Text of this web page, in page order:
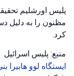
پلیس اورشلیم
مظنون را به دلیل
کرد.
منبع: پلیس اسرائیل
ایستگاه لوو ها‌بیرا